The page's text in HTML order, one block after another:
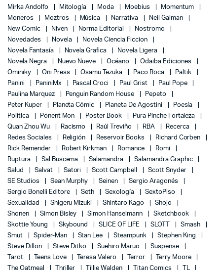
Mirka Andolfo
Mitología Moda Moebius
Momentum
Moneros
Moztros Música Narrativa
Neil Gaiman
New Comic
Niven Norma Editorial
Nostromo
Novedades
Novela
Novela Ciencia Ficcion
Novela Fantasía
Novela Grafica
Novela Ligera
Novela Negra
Nuevo Nueve Océano
Odaiba Ediciones
Ominiky
Oni Press Osamu Tezuka Paco Roca
Paltik
Panini
PaniniMx Pascal Croci Paul Grist
Paul Pope
Paulina Marquez
Penguin Random House
Pepeto
Peter Kuper
Planeta Cómic Planeta De Agostini
Poesía
Política
Ponent Mon Poster Book
Pura Pinche Fortaleza
Quan Zhou Wu
Racismo Raúl Treviño RBA
Recerca
Redes Sociales
Religión Reservoir Books
Richard Corben
Rick Remender
Robert Kirkman Romance
Romi
Ruptura
Sal Buscema Salamandra
Salamandra Graphic
Salud
Salvat Satori Scott Campbell
Scott Snyder
SE Studios
Sean Murphy Seinen
Sergio Aragonés
Sergio Bonelli Editore
Seth Sexología
SextoPiso
Sexualidad
Shigeru Mizuki Shintaro Kago
Shojo
Shonen
Simon Bisley Simon Hanselmann
Sketchbook
Skottie Young
Skybound SLICE OF LIFE SLOTT
Smash
Smut
Spider-Man Stan Lee Steampunk
Stephen King
Steve Dillon
Steve Ditko Suehiro Maruo
Suspense
Tarot
Teens Love Teresa Valero Terror
Terry Moore
The Oatmeal
Thriller Tillie Walden Titan Comics TL